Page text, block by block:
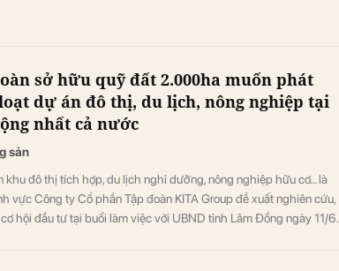
sở hữu quỹ đất 2.000ha muốn phát
dự án đô thị, du lịch, nông nghiệp tại
nhất cả nước
sản
khu đô thị tích hợp, du lịch nghỉ dưỡng, nông nghiệp hữu cơ… là
vực Công ty Cổ phần Tập đoàn KITA Group đề xuất nghiên cứu,
hội đầu tư tại buổi làm việc với UBND tỉnh Lâm Đồng ngày 11/6.